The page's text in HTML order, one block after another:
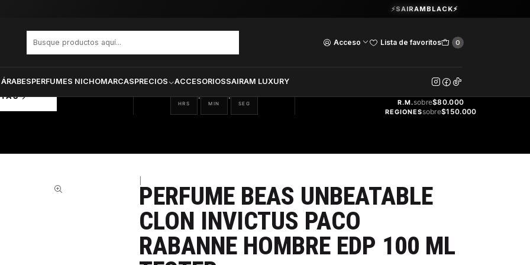
Acceso Lista de favoritos 0
PERFUMES NICHOMARCASPRECIOS ACCESORIOSSAIRAM LUXURY
Guardia Vieja 202. Oficina 102.Ver Horarios
⚡SAIRAMBLACK⚡
Paco Rabanne Hombre Edp 100 ml Tester
13
HRS
: 18
MIN
: 39
SEG
GRATIS
R.M.sobre$80.000
REGIONESsobre$150.000
PERFUME BEAS UNBEATABLE
CLON INVICTUS PACO
RABANNE HOMBRE EDP 100 ML